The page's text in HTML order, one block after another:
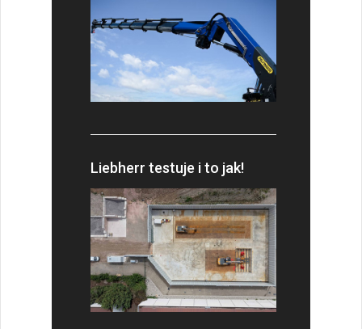
Liebherr testuje i to jak!